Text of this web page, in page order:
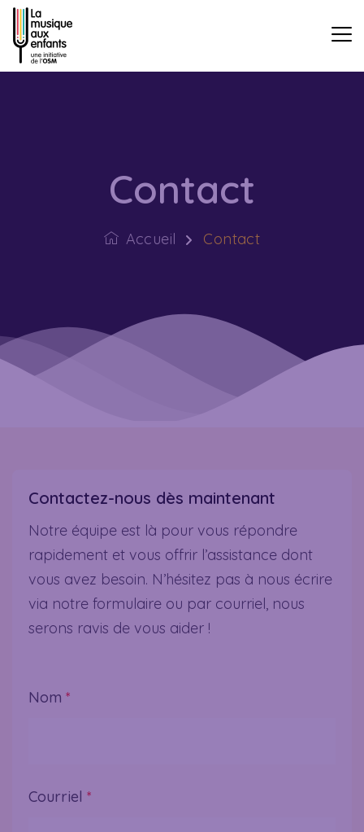
Contact
Accueil Contact
Contactez-nous dès maintenant
Notre équipe est là pour vous répondre
rapidement et vous offrir l’assistance dont
vous avez besoin. N’hésitez pas à nous écrire
via notre formulaire ou par courriel, nous
serons ravis de vous aider !
Nom *
Courriel *